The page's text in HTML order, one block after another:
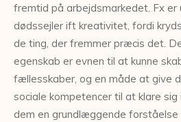
fremtid på arbejdsmarkedet. Fx
dødssejler ift kreativitet, fordi
de ting, der fremmer præcis det.
egenskab er evnen til at kunne
fællesskaber, og en måde at give
sociale kompetencer til at klare
dem en grundlæggende